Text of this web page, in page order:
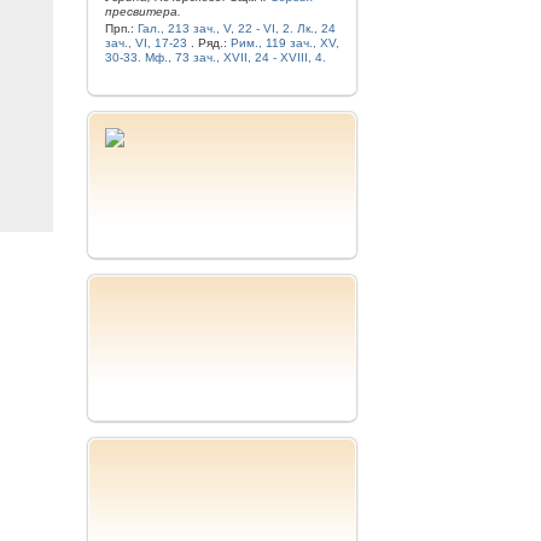
пресвитера.
Прп.: Гал., 213 зач., V, 22 - VI, 2.
Лк., 24
зач., VI, 17-23
. Ряд.: Рим., 119 зач., XV,
30-33.
Мф., 73 зач., XVII, 24 - XVIII, 4.